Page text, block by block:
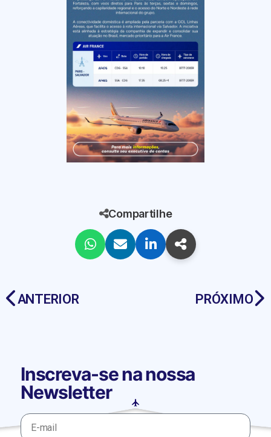
Compartilhe
ANTERIOR PRÓXIMO
Inscreva-se na nossa
Newsletter